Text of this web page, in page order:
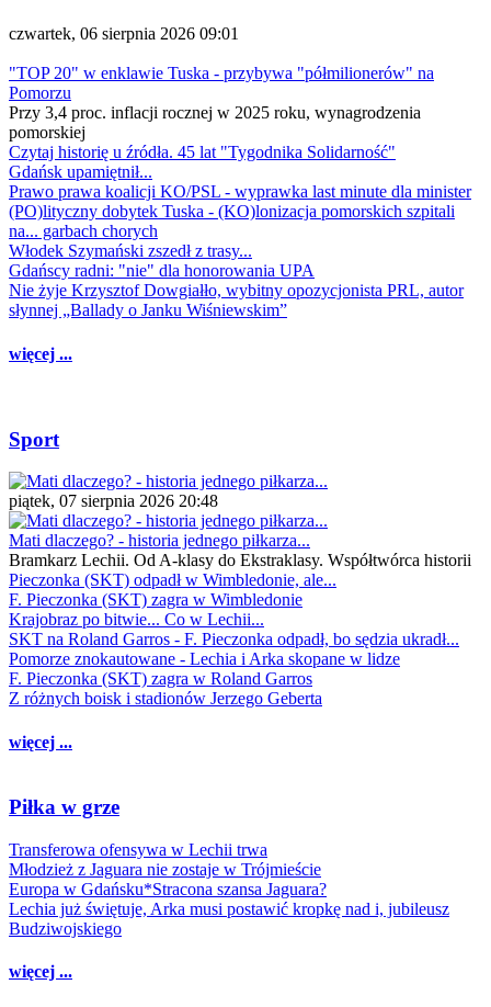
czwartek, 06 sierpnia 2026 09:01
"TOP 20" w enklawie Tuska - przybywa "półmilionerów" na
Pomorzu
Przy 3,4 proc. inflacji rocznej w 2025 roku, wynagrodzenia
pomorskiej
Czytaj historię u źródła. 45 lat "Tygodnika Solidarność"
Gdańsk upamiętnił...
Prawo prawa koalicji KO/PSL - wyprawka last minute dla minister
(PO)lityczny dobytek Tuska - (KO)lonizacja pomorskich szpitali
na... garbach chorych
Włodek Szymański zszedł z trasy...
Gdańscy radni: "nie" dla honorowania UPA
Nie żyje Krzysztof Dowgiałło, wybitny opozycjonista PRL, autor
słynnej „Ballady o Janku Wiśniewskim”
więcej ...
Sport
piątek, 07 sierpnia 2026 20:48
Mati dlaczego? - historia jednego piłkarza...
Bramkarz Lechii. Od A-klasy do Ekstraklasy. Współtwórca historii
Pieczonka (SKT) odpadł w Wimbledonie, ale...
F. Pieczonka (SKT) zagra w Wimbledonie
Krajobraz po bitwie... Co w Lechii...
SKT na Roland Garros - F. Pieczonka odpadł, bo sędzia ukradł...
Pomorze znokautowane - Lechia i Arka skopane w lidze
F. Pieczonka (SKT) zagra w Roland Garros
Z różnych boisk i stadionów Jerzego Geberta
więcej ...
Piłka w grze
Transferowa ofensywa w Lechii trwa
Młodzież z Jaguara nie zostaje w Trójmieście
Europa w Gdańsku*Stracona szansa Jaguara?
Lechia już świętuje, Arka musi postawić kropkę nad i, jubileusz
Budziwojskiego
więcej ...